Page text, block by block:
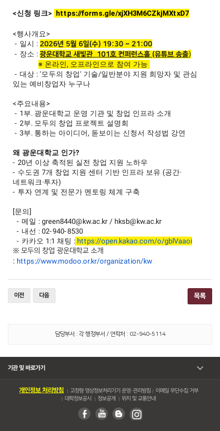
<신청 링크> https://forms.gle/xjXH3M6CZkjMXtxD7
<행사개요>
- 일시 : 2026년 5월 6일(수) 19:30 ~ 21:00
- 장소 : 광운대학교 새빛관 101호 컨퍼런스홀 (유튜브 송출​)
※ 온라인, 오프라인으로 참여 가능
-대상 : '모두의 창업' 기술/일반분야 지원 희망자 및 관심
있는 예비창업자 누구나
<​주요내용>
- 1부. 광운대학교 운영 기관 및 창업 인프라 소개​
- 2부. 모두의 창업 프로젝트 설명회
- 3부. 통하는 아이디어, 돋보이는 신청서 작성법 강연​​
왜 광운대학교 인가?
- 20년 이상 축적된 실전 창업 지원 노하우
- 수도권 7개 창업 지원 센터 기반 인프라 보유 (공간·
네트워크·투자)
- 투자 연계 및 전문가 멘토링 체계 구축
[문의]
- 메일 : green8440@kw.ac.kr / hksb@kw.ac.kr
- 내선 : 02-940-8530
- 카카오 1:1 채팅 : https://open.kakao.com/o/gblVaaoi
※ 모두의 창업 광운대학교 소개
: https://www.modoo.or.kr/organization/kw
이전 다음 목록
담당부서 : 각 행정부서 / 연락처 : 02-940-5114
기관 및 바로가기
개인정보 처리방침 고정형 영상정보처리기기 운영・관리방침
이메일 무단수집 거부
대학정보공시
정보공개 위치 및 교통안내